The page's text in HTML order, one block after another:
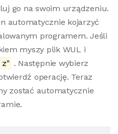
go na swoim urządzeniu.
automatycznie kojarzyć
programem. Jeśli
myszy plik WUL i
z" . Następnie wybierz
operację. Teraz
zostać automatycznie